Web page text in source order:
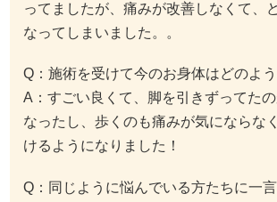
ってましたが、痛みが改善しなくて、
なってしまいました。。
Q：施術を受けて今のお身体はどのよ
A：すごい良くて、脚を引きずってたの
なったし、歩くのも痛みが気にならな
けるようになりました！
Q：同じように悩んでいる方たちに一